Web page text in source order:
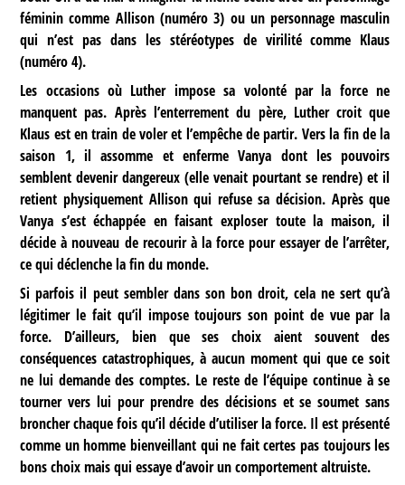
féminin comme Allison (numéro 3) ou un personnage masculin
qui n’est pas dans les stéréotypes de virilité comme Klaus
(numéro 4).
Les occasions où Luther impose sa volonté par la force ne
manquent pas. Après l’enterrement du père, Luther croit que
Klaus est en train de voler et l’empêche de partir. Vers la fin de la
saison 1, il assomme et enferme Vanya dont les pouvoirs
semblent devenir dangereux (elle venait pourtant se rendre) et il
retient physiquement Allison qui refuse sa décision. Après que
Vanya s’est échappée en faisant exploser toute la maison, il
décide à nouveau de recourir à la force pour essayer de l’arrêter,
ce qui déclenche la fin du monde.
Si parfois il peut sembler dans son bon droit, cela ne sert qu’à
légitimer le fait qu’il impose toujours son point de vue par la
force. D’ailleurs, bien que ses choix aient souvent des
conséquences catastrophiques, à aucun moment qui que ce soit
ne lui demande des comptes. Le reste de l’équipe continue à se
tourner vers lui pour prendre des décisions et se soumet sans
broncher chaque fois qu’il décide d’utiliser la force. Il est présenté
comme un homme bienveillant qui ne fait certes pas toujours les
bons choix mais qui essaye d’avoir un comportement altruiste.